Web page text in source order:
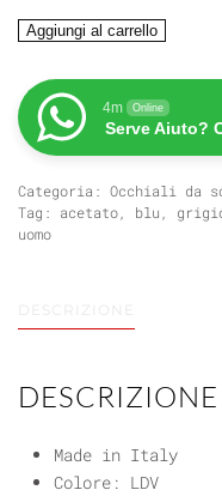
TAVAT
2.0
SC117
quantità
Aggiungi al carrello
4m Online
Serve Aiuto?
Categoria: Occhiali da
Tag: acetato blu
uomo
DESCRIZIONE
DESCRIZIONE
Made in Italy
Colore: LDV